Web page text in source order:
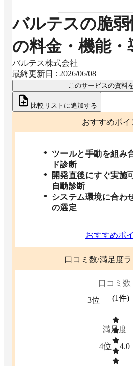
バルテスの脆
の料金・機能・
バルテス株式会社
最終更新日 : 2026/06/08
このサービスの資料
比較リストに追加する
おすすめポイ
ツールと手動を組み
ド診断
開発直後にすぐ実施
自動診断
システム環境に合わ
の選定
おすすめポ
口コミ数/満足度
口コミ数
3位
(1件)
満足度
4位
4.0